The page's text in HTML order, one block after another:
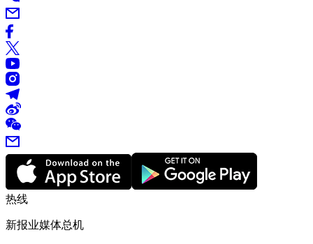
热线
新报业媒体总机